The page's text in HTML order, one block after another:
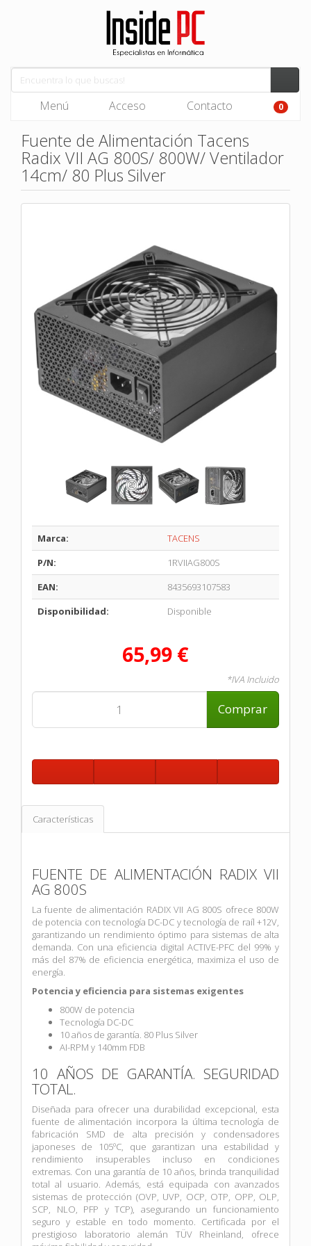
Menú Acceso Contacto 0
Fuente de Alimentación Tacens
Radix VII AG 800S/ 800W/ Ventilador
14cm/ 80 Plus Silver
Marca:
TACENS
P/N:
1RVIIAG800S
EAN:
8435693107583
Disponibilidad:
Disponible
65,99 €
*IVA Incluido
Comprar
Características
FUENTE DE ALIMENTACIÓN RADIX VII
AG 800S
La fuente de alimentación RADIX VII AG 800S ofrece 800W
de potencia con tecnología DC-DC y tecnología de raíl +12V,
garantizando un rendimiento óptimo para sistemas de alta
demanda. Con una eficiencia digital ACTIVE-PFC del 99% y
más del 87% de eficiencia energética, maximiza el uso de
energía.
Potencia y eficiencia para sistemas exigentes
800W de potencia
Tecnología DC-DC
10 años de garantía. 80 Plus Silver
AI-RPM y 140mm FDB
10 AÑOS DE GARANTÍA. SEGURIDAD
TOTAL.
Diseñada para ofrecer una durabilidad excepcional, esta
fuente de alimentación incorpora la última tecnología de
fabricación SMD de alta precisión y condensadores
japoneses de 105ºC, que garantizan una estabilidad y
rendimiento insuperables incluso en condiciones
extremas. Con una garantía de 10 años, brinda tranquilidad
total al usuario. Además, está equipada con avanzados
sistemas de protección (OVP, UVP, OCP, OTP, OPP, OLP,
SCP, NLO, PFP y TCP), asegurando un funcionamiento
seguro y estable en todo momento. Certificada por el
prestigioso laboratorio alemán TÜV Rheinland, ofrece